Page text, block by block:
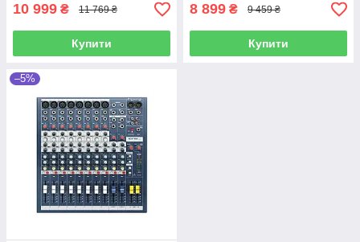
10 999 ₴ 11 769 ₴
Купити
8 899 ₴ 9 459 ₴
Купити
–5%